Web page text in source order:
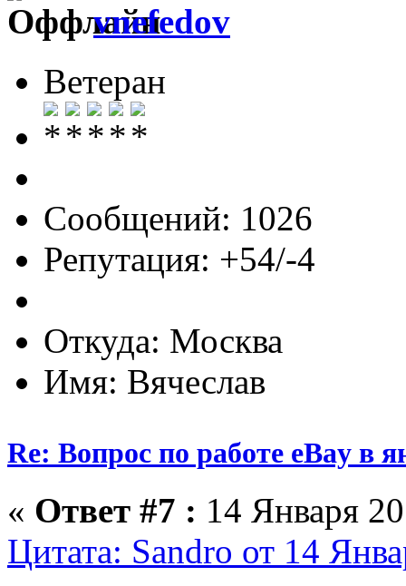
vnefedov
Ветеран
Сообщений: 1026
Репутация: +54/-4
Откуда: Москва
Имя: Вячеслав
Re: Вопрос по работе eBay в
« Ответ #7 : 14 Января
Цитата: Sandro от 14